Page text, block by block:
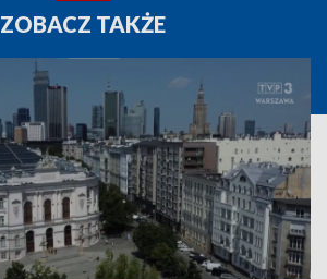
ZOBACZ TAKŻE